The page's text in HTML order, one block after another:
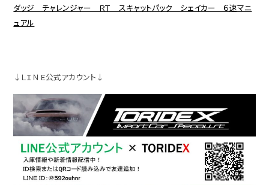
ダッジ チャレンジャー ＲＴ スキャットパック シェイカー ６速マニ
ュアル
↓ＬＩＮＥ公式アカウント↓